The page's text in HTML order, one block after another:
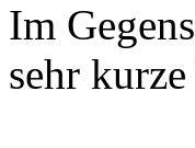
Im
sehr